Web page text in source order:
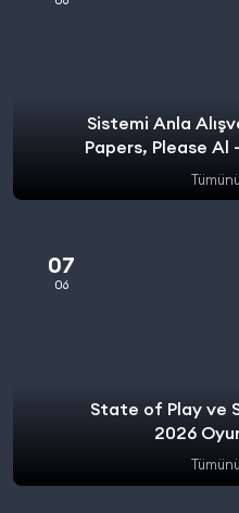
Sistemi Anla
Papers, Please Al
07
06
State of Play ve
2026